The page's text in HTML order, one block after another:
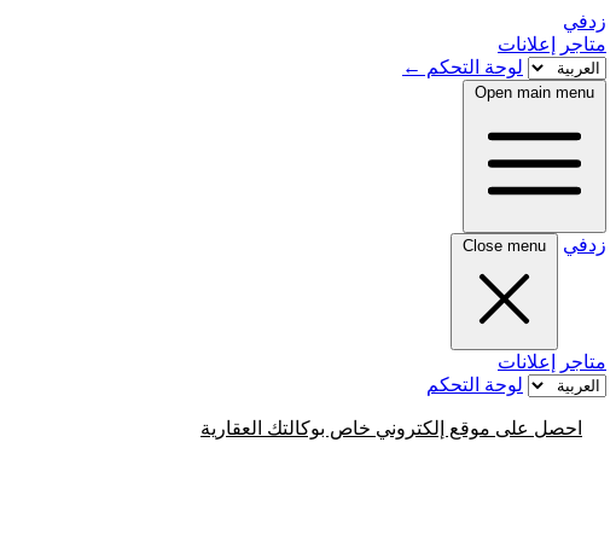
زدفي
متاجر
إعلانات
لوحة التحكم ←
Open main menu
زدفي Close menu
متاجر
إعلانات
لوحة التحكم
احصل على موقع إلكتروني خاص بوكالتك العقارية